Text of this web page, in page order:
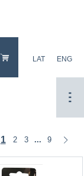
LAT ENG
1 2 3 ... 9